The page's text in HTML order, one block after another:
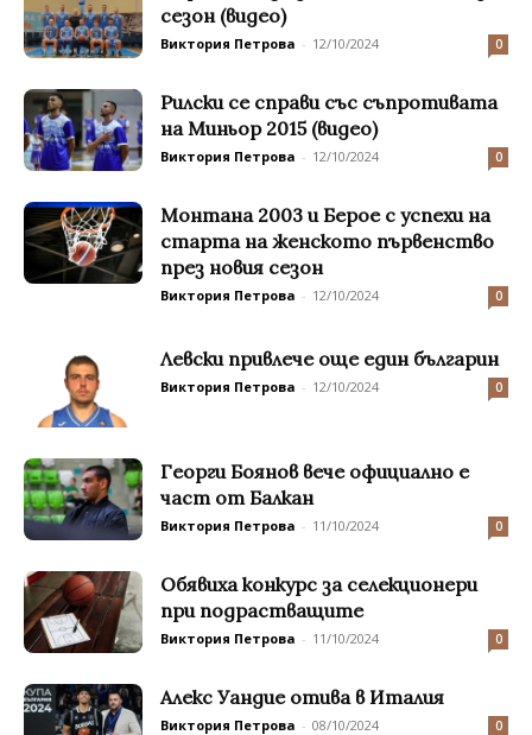
сезон (видео)
Виктория Петрова - 12/10/2024 0
Рилски се справи със съпротивата
на Миньор 2015 (видео)
Виктория Петрова - 12/10/2024 0
Монтана 2003 и Берое с успехи на
старта на женското първенство
през новия сезон
Виктория Петрова - 12/10/2024 0
Левски привлече още един българин
Виктория Петрова - 12/10/2024 0
Георги Боянов вече официално е
част от Балкан
Виктория Петрова - 11/10/2024 0
Обявиха конкурс за селекционери
при подрастващите
Виктория Петрова - 11/10/2024 0
Алекс Уандие отива в Италия
Виктория Петрова - 08/10/2024 0